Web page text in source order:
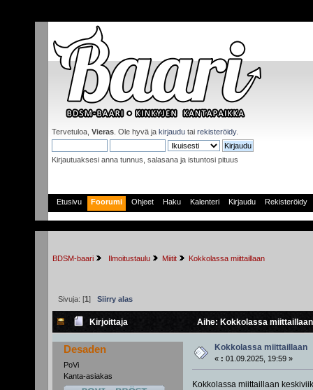
Tervetuloa, Vieras . Ole hyvä ja kirjaudu tai rekisteröidy.
Kirjautuaksesi anna tunnus, salasana ja istuntosi pituus
Etusivu Foorumi Ohjeet Haku Kalenteri Kirjaudu Rekisteröidy
BDSM-baari Ilmoitustaulu Miitit Kokkolassa miittaillaan
Sivuja: [1] Siirry alas
Kirjoittaja Aihe: Kokkolassa
Desaden
PoVi
Kanta-asiakas
Kokkolassa miittaillaan
« : 01.09.2025, 19:59 »
Kokkolassa miittaillaan